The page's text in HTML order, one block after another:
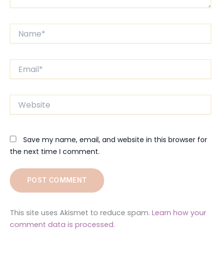
Website
Save my name, email, and website in this browser for
the next time I comment.
This site uses Akismet to reduce spam. Learn how your
comment data is processed.